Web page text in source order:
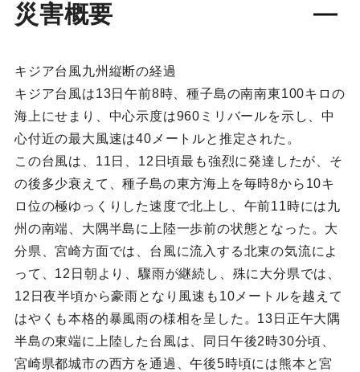
災害概要
キジア台風九州縦断の経過
キジア台風は13日午前8時、種子島の南南東100キロの
海上にせまり、中心示度は960ミリバールを示し、中
心付近の最大風速は40メートルと推定された。
この台風は、11日、12日頃最も強烈に発達したが、そ
の後多少衰えて、種子島の東方海上を毎時8から10キ
ロ位の極ゆっくりした速度で北上し、午前11時には九
州の南端、大隅半島に上陸一歩前の状態となった。大
分県、宮崎方面では、台風に流入する北東の気流によ
って、12日朝より、驟雨が継続し、殊に大分県では、
12日夜半頃から豪雨となり風速も10メートルを越えて
はやくも本格的暴風雨の様相を呈した。13日正午大隅
半島の東端に上陸した台風は、同日午後2時30分頃、
宮崎県都城市の西方を通過、午後5時頃には熊本と宮